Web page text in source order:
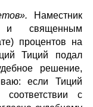
Наместник
и священным
процентов на
Тиций подал
решение,
если Тиций
с